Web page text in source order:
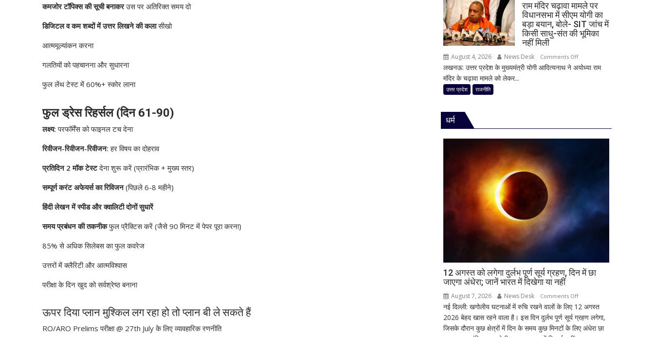
कमजोर टॉपिक्स की सूची बनाकरउस पर अतिरिक्त समय दो
डिजिटल व कम शब्दों में उत्तर लिखने की कलासीखो
आत्ममूल्यांकन करना
गलतियों को पहचानना और सुधारना
फुल लेंथ टेस्ट में 60%+ स्कोर लाना
फुल ड्रेस रिहर्सल (दिन 61-90)
लक्ष्य: परफॉर्मेंस को फाइनल टच देना
रिवीजन-रिवीजन-रिवीजन: हर विषय का दोहराव
प्रतिदिन 2 मॉक टेस्टदेना शुरू करें (प्रारंभिक + मुख्य स्तर)
सम्पूर्ण करंट अफेयर्स का रिविजन(पिछले 6-8 महीने)
हिंदी लेखन में स्पीड और क्वालिटी दोनों सुधारें
समय प्रबंधन की तकनीकफुल प्रैक्टिस करें (जैसे 90 मिनट में पेपर पूरा करना)
85% से अधिक सिलेबस का फुल कवरेज
उत्तरों में क्लैरिटी और आत्मविश्वास
परीक्षा के दिन खुद को सर्वश्रेष्ठ बनाना
ऊपर दिया प्लान मुश्किल लग रहा हो तो प्लान बी ले सकते हैं
RO/ARO Prelims परीक्षा @ 27th July के लिए व्यावहारिक रणनीति
ने
RLD
से
दिया
कांग्रेस
का
बड़ा
दांव,
पूरी
राम मंदिर चढ़ावा मामले पर
विधानसभा में सीएम योगी का
बड़ा बयान, बोले- SIT जांच में
किसी साधु-संत की भूमिका
नहीं मिली
August 4, 2026 News Desk Comments Offon
राम
में
में
की
लखनऊ: उत्तर प्रदेश के मुख्यमंत्री योगी आदित्यनाथ ने अयोध्या राम
मंदिर के चढ़ावा मामले को लेकर...
उत्तर प्रदेश राजनीति
धर्म
12 अगस्त को लगेगा दुर्लभ पूर्ण सूर्य ग्रहण, दिन में छा
जाएगा अंधेरा; जानें भारत में दिखेगा या नहीं
August 7, 2026 News Desk Comments Offon
12
अगस्त
को
नई दिल्ली: खगोलीय घटनाओं में रुचि रखने वालों के लिए 12 अगस्त
2026 बेहद खास रहने वाला है। इस दिन दुर्लभ पूर्ण सूर्य ग्रहण लगेगा,
जिसके दौरान कुछ क्षेत्रों में दिन के समय कुछ मिनटों के लिए अंधेरा छा